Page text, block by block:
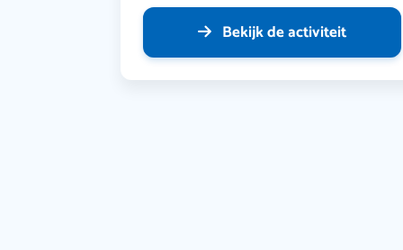
Bekijk de activiteit